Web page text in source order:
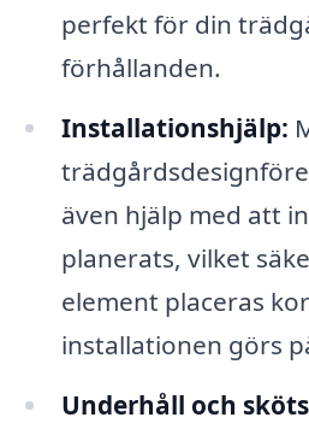
perfekt för din
förhållanden.
Installationshjälp:
även hjälp med att
planerats, vilket
element placeras
installationen görs
Underhåll och